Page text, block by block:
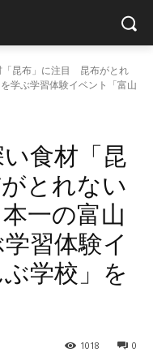
「昆布」に注目 昆布がとれ
学ぶ学習体験イベント「富山
食材「昆
とれない
一の富山
習体験イ
学校」を
0
1018